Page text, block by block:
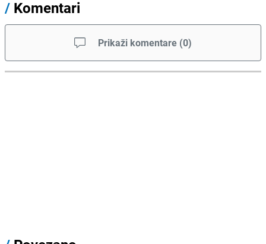
/ Komentari
Prikaži komentare (0)